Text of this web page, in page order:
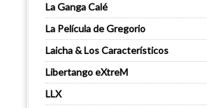
La Ganga Calé
La Película de Gregorio
Laicha & Los Característicos
Libertango eXtreM
LLX